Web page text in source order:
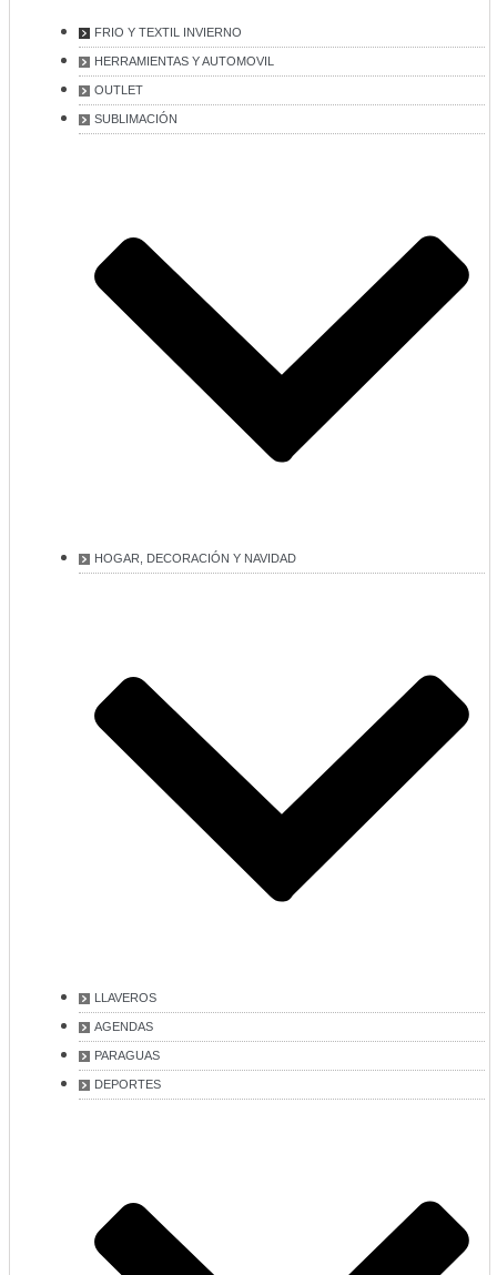
FRIO Y TEXTIL INVIERNO
HERRAMIENTAS Y AUTOMOVIL
OUTLET
SUBLIMACIÓN
HOGAR, DECORACIÓN Y NAVIDAD
LLAVEROS
AGENDAS
PARAGUAS
DEPORTES